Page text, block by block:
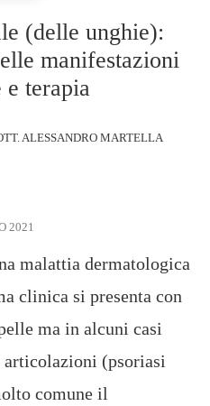
(delle unghie):
manifestazioni
terapia
ALESSANDRO MARTELLA
2021
malattia dermatologica
clinica si presenta con
ma in alcuni casi
articolazioni (psoriasi
comune il